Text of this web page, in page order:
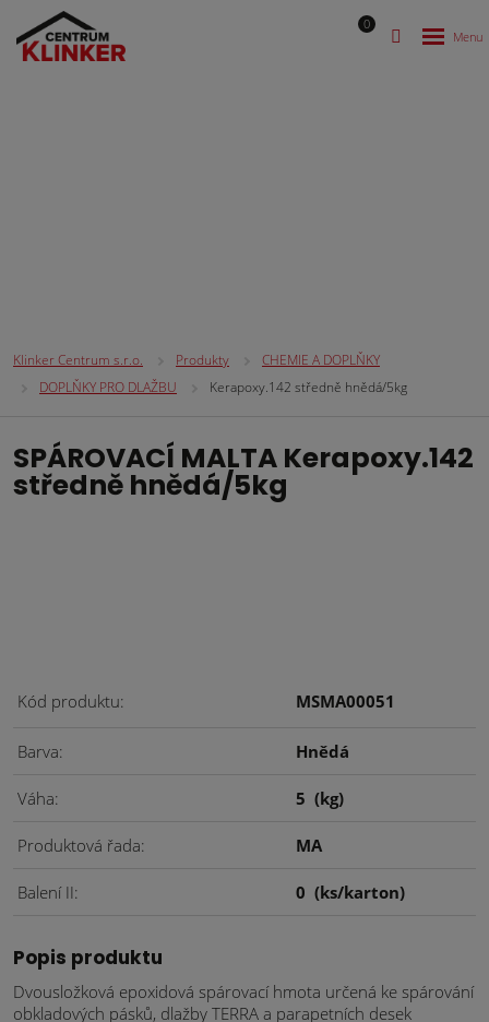
0
Klinker Centrum s.r.o. Produkty
CHEMIE A DOPLŇKY
DOPLŇKY PRO DLAŽBU
Kerapoxy.142 středně hnědá/5kg
SPÁROVACÍ MALTA Kerapoxy.142
středně hnědá/5kg
Kód produktu MSMA00051
Barva Hnědá
Váha 5 (kg)
Produktová řada MA
Balení II 0 (ks/karton)
Popis produktu
Dvousložková epoxidová spárovací hmota určená ke spárování
obkladových pásků, dlažby TERRA a parapetních desek